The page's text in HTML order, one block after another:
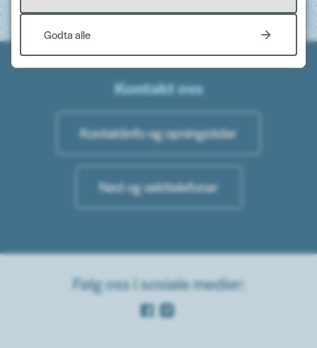
Kontakt oss
Kontaktinfo og opningstider
Nød og vakttelefonar
Følg oss i sosiale medier:
FacebookInstagram
Godta alle